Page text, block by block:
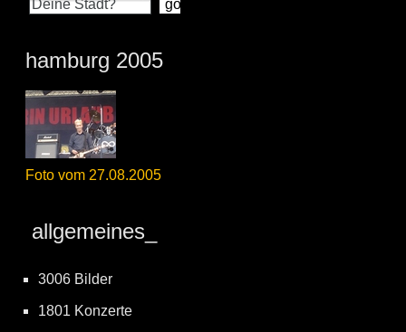
hamburg 2005
Foto vom 27.08.2005
allgemeines_
3006 Bilder
1801 Konzerte